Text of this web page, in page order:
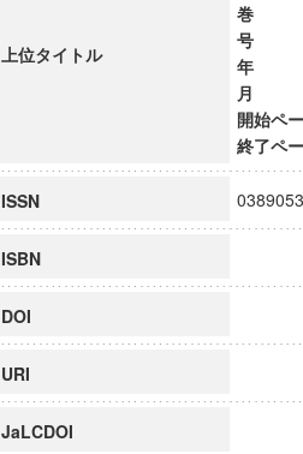
上位タイトル
巻
号
年
月
開始ペ
終了ペ
ISSN
ISBN
DOI
URI
JaLCDOI